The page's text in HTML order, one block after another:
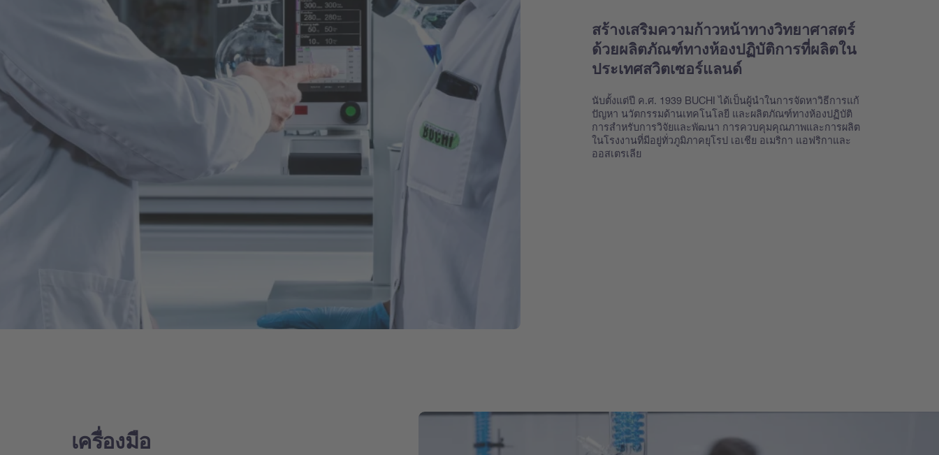
สร้างเสริมความก้าวหน้าทางวิทยาศาสตร์
ด้วยผลิตภัณฑ์ทางห้องปฏิบัติการที่ผลิตใน
ประเทศสวิตเซอร์แลนด์
นับตั้งแต่ปี ค.ศ. 1939 BUCHI ได้เป็นผู้นำในการจัดหาวิธีการแก้
ปัญหา นวัตกรรมด้านเทคโนโลยี และผลิตภัณฑ์ทางห้องปฏิบัติ
การสำหรับการวิจัยและพัฒนา การควบคุมคุณภาพและการผลิต
ในโรงงานที่มีอยู่ทั่วภูมิภาคยุโรป เอเชีย อเมริกา แอฟริกาและ
ออสเตรเลีย
เครื่องมือ